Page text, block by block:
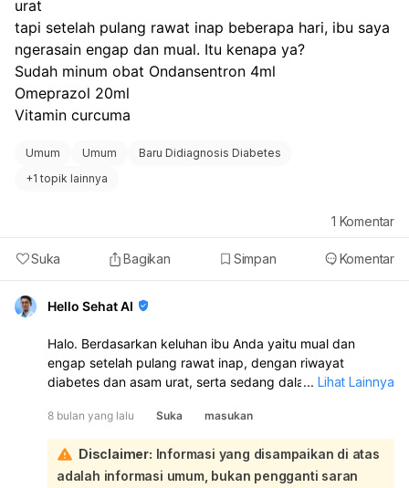
urat
tapi setelah pulang rawat inap beberapa hari, ibu saya
ngerasain engap dan mual. Itu kenapa ya?
Sudah minum obat Ondansentron 4ml
Omeprazol 20ml
Vitamin curcuma
Umum Umum
Baru Didiagnosis Diabetes
+1 topik lainnya
Suka Bagikan Simpan Komentar
1 Komentar
Hello Sehat AI
Halo. Berdasarkan keluhan ibu Anda yaitu mual dan
engap setelah pulang rawat inap, dengan riwayat
diabetes dan asam urat, serta sedang dalam persiapan
dipertimbangkan:
Gastroparesis Diabetik:Kondisi ini sering terjadi pada
penderita diabetes. Lambung menjadi lambat dalam
mengosongkan makanan, yang dapat menyebabkan
... Lihat Lainnya
8 bulan yang lalu Suka masukan
Disclaimer: Informasi yang disampaikan di atas
adalah informasi umum, bukan pengganti saran